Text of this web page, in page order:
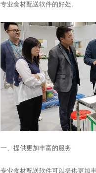
专业食材配送软件的好处。
一、提供更加丰富的服务
专业食材配送软件可以提供更加